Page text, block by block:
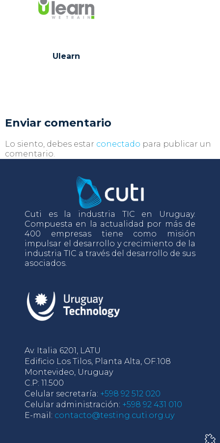
Ulearn
Enviar comentario
Lo siento, debes estar conectado para publicar un
comentario.
Cuti es la industria TIC en Uruguay.
Compuesta en la actualidad por más de
400 empresas tiene como misión
impulsar el desarrollo y crecimiento de la
industria TIC a través del desarrollo de sus
asociados.
Av. Italia 6201, LATU
Edificio Los Tilos, Planta Alta, OF.108
Montevideo, Uruguay
C.P: 11.500
Celular secretaría: +598 92 512 020
Celular administración: +598 92 431 010
E-mail: contacto@testing.cuti.org.uy